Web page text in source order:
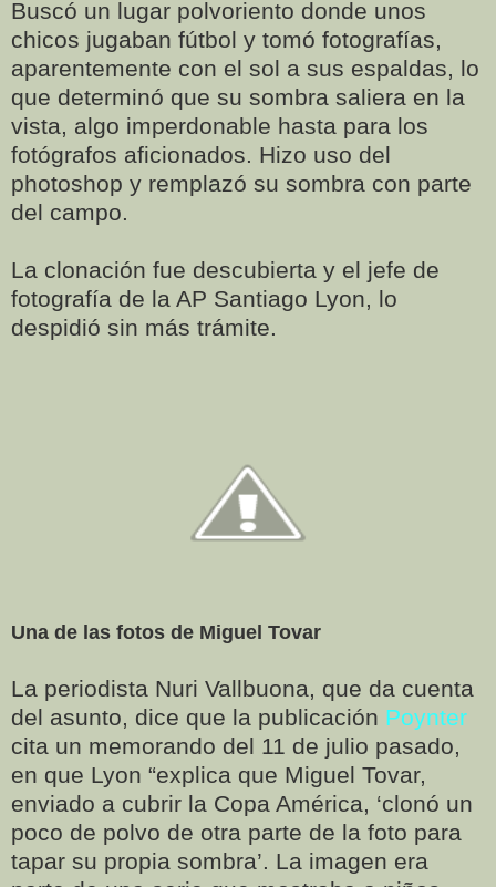
Buscó un lugar polvoriento donde unos
chicos jugaban fútbol y tomó fotografías,
aparentemente con el sol a sus espaldas, lo
que determinó que su sombra saliera en la
vista, algo imperdonable hasta para los
fotógrafos aficionados. Hizo uso del
photoshop y remplazó su sombra con parte
del campo.
La clonación fue descubierta y el jefe de
fotografía de la AP Santiago Lyon, lo
despidió sin más trámite.
Una de las fotos de Miguel Tovar
La periodista Nuri Vallbuona, que da cuenta
del asunto, dice que la publicación Poynter
cita un memorando del 11 de julio pasado,
en que Lyon “explica que Miguel Tovar,
enviado a cubrir la Copa América, ‘clonó un
poco de polvo de otra parte de la foto para
tapar su propia sombra’. La imagen era